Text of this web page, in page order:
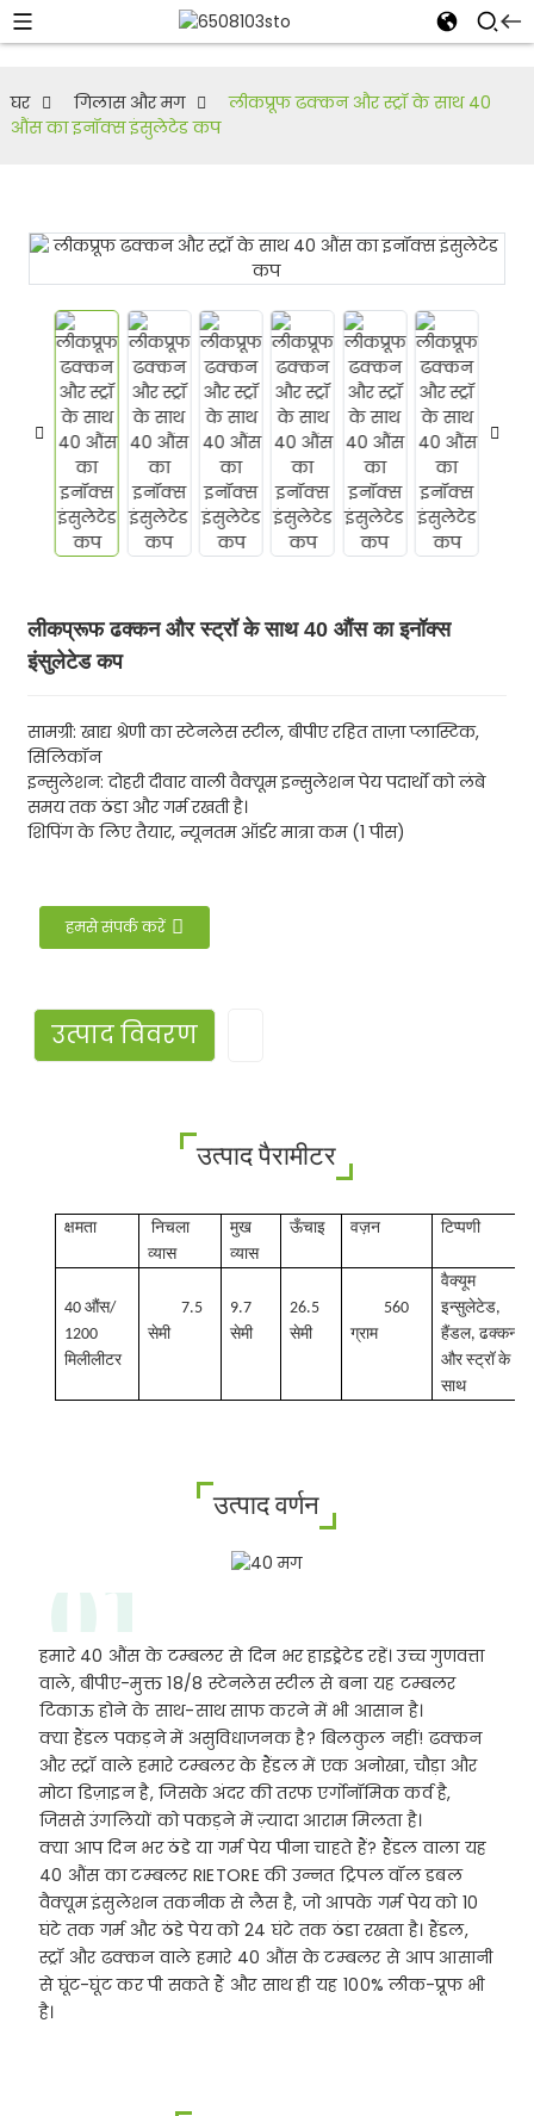
घर गिलास और मग
लीकप्रूफ ढक्कन और स्ट्रॉ के साथ 40
औंस का इनॉक्स इंसुलेटेड कप
लीकप्रूफ ढक्कन और स्ट्रॉ के साथ 40 औंस का इनॉक्स
इंसुलेटेड कप
सामग्री: खाद्य श्रेणी का स्टेनलेस स्टील, बीपीए रहित ताज़ा प्लास्टिक,
सिलिकॉन
इन्सुलेशन: दोहरी दीवार वाली वैक्यूम इन्सुलेशन पेय पदार्थों को लंबे
समय तक ठंडा और गर्म रखती है।
शिपिंग के लिए तैयार, न्यूनतम ऑर्डर मात्रा कम (1 पीस)
हमसे संपर्क करें
उत्पाद विवरण
उत्पाद पैरामीटर
क्षमता
निचला
व्यास
मुख
व्यास
ऊँचाइ वज़न टिप्पणी
40 औंस/
1200
मिलीलीटर
7.5
सेमी
9.7
सेमी
26.5
सेमी
560
ग्राम
वैक्यूम
इन्सुलेटेड,
हैंडल, ढक्कन
और स्ट्रॉ के
साथ
उत्पाद वर्णन
01
हमारे 40 औंस के टम्बलर से दिन भर हाइड्रेटेड रहें। उच्च गुणवत्ता
वाले, बीपीए-मुक्त 18/8 स्टेनलेस स्टील से बना यह टम्बलर
टिकाऊ होने के साथ-साथ साफ करने में भी आसान है।
क्या हैंडल पकड़ने में असुविधाजनक है? बिलकुल नहीं! ढक्कन
और स्ट्रॉ वाले हमारे टम्बलर के हैंडल में एक अनोखा, चौड़ा और
मोटा डिज़ाइन है, जिसके अंदर की तरफ एर्गोनॉमिक कर्व है,
जिससे उंगलियों को पकड़ने में ज़्यादा आराम मिलता है।
क्या आप दिन भर ठंडे या गर्म पेय पीना चाहते हैं? हैंडल वाला यह
40 औंस का टम्बलर RIETORE की उन्नत ट्रिपल वॉल डबल
वैक्यूम इंसुलेशन तकनीक से लैस है, जो आपके गर्म पेय को 10
घंटे तक गर्म और ठंडे पेय को 24 घंटे तक ठंडा रखता है। हैंडल,
स्ट्रॉ और ढक्कन वाले हमारे 40 औंस के टम्बलर से आप आसानी
से घूंट-घूंट कर पी सकते हैं और साथ ही यह 100% लीक-प्रूफ भी
है।